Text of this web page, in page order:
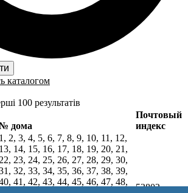
каталогом
100 результатів
дома
Почтовый
индекс
1, 2, 3, 4, 5, 6, 7, 8, 9, 10, 11, 12,
13, 14, 15, 16, 17, 18, 19, 20, 21,
22, 23, 24, 25, 26, 27, 28, 29, 30,
32, 33, 34, 35, 36, 37, 38, 39,
41, 42, 43, 44, 45, 46, 47, 48,
53802